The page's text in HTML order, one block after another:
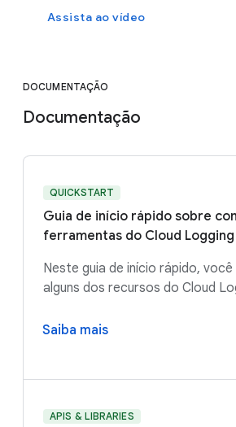
Assista ao vídeo
DOCUMENTAÇÃO
Documentação
QUICKSTART
Guia de início rápido sobre
ferramentas do Cloud Logging
Neste guia de início rápido,
alguns dos recursos do Cloud
Saiba mais
APIS & LIBRARIES